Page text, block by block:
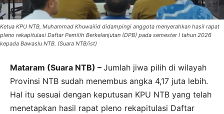
Ketua KPU NTB, Muhammad Khuwailid didampingi anggota menyerahkan hasil rapat
pleno rekapitulasi Daftar Pemilih Berkelanjutan (DPB) pada semester I tahun 2026
kepada Bawaslu NTB. (Suara NTB/ist)
Mataram (Suara NTB) – Jumlah jiwa pilih di wilayah
Provinsi NTB sudah menembus angka 4,17 juta lebih.
Hal itu sesuai dengan keputusan KPU NTB yang telah
menetapkan hasil rapat pleno rekapitulasi Daftar